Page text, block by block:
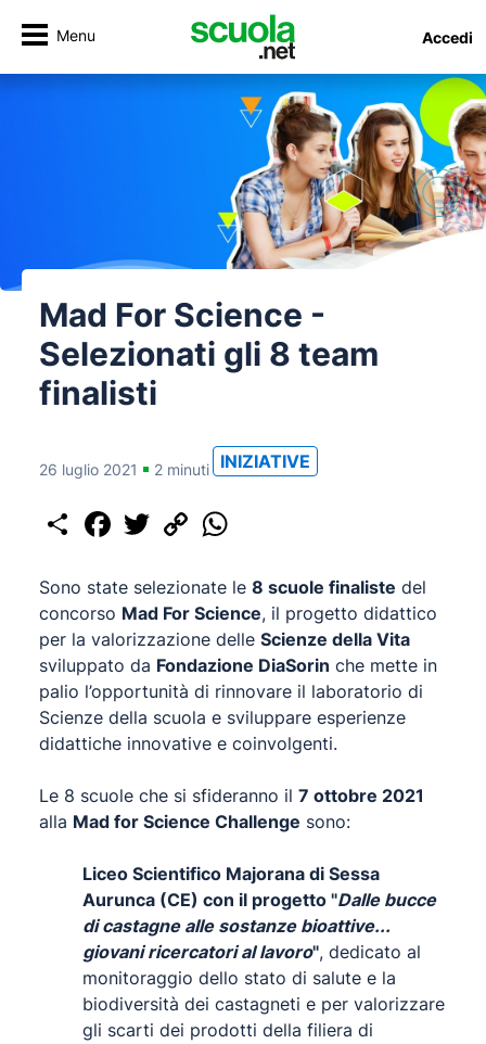
Menu Accedi
Mad For Science -
Selezionati gli 8 team
finalisti
26 luglio 2021 2 minuti INIZIATIVE
Share Facebook
Twitter Copy
Link
Sono state selezionate le 8 scuole finaliste del
concorso Mad For Science, il progetto didattico
per la valorizzazione delle Scienze della Vita
sviluppato da Fondazione DiaSorin che mette in
palio l’opportunità di rinnovare il laboratorio di
Scienze della scuola e sviluppare esperienze
didattiche innovative e coinvolgenti.
Le 8 scuole che si sfideranno il 7 ottobre 2021
alla Mad for Science Challenge sono:
Liceo Scientifico Majorana di Sessa
Aurunca (CE) con il progetto "Dalle bucce
di castagne alle sostanze bioattive...
giovani ricercatori al lavoro", dedicato al
monitoraggio dello stato di salute e la
biodiversità dei castagneti e per valorizzare
gli scarti dei prodotti della filiera di